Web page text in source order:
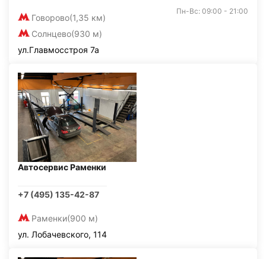
Говорово(1,35 км)
Солнцево(930 м)
Пн-Вс: 09:00 - 21:00
ул.Главмосстроя 7а
Автосервис Раменки
+7 (495) 135-42-87
Раменки(900 м)
ул. Лобачевского, 114